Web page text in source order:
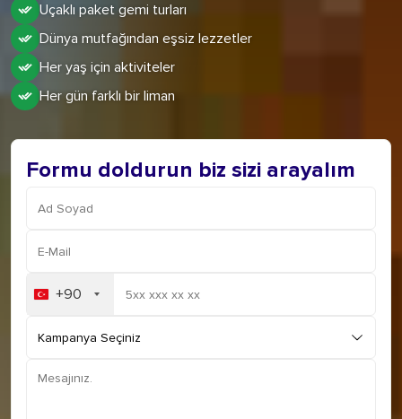
Uçaklı paket gemi turları
Dünya mutfağından eşsiz lezzetler
Her yaş için aktiviteler
Her gün farklı bir liman
Formu doldurun biz sizi arayalım
+90